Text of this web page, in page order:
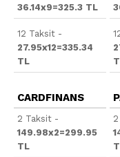
36.14x9=325.3 TL
12 Taksit -
27.95x12=335.34
TL
CARDFINANS
2 Taksit -
149.98x2=299.95
TL